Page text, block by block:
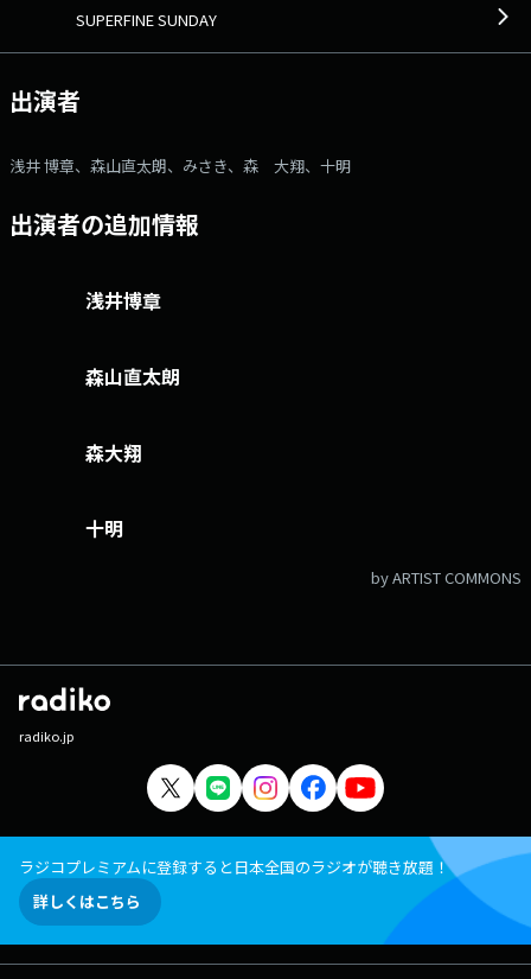
の情報をお届け ☆十明がゲストで登場！ ▼10時台 ☆『日産大
内 ▼11時台 ☆『Brillia Living Talk』 日曜日のブランチタイムに、
アーティストのメッセージと、 ‘快適で充実した生活’を楽しくイメージ
ストで登場！ ●グッズプレゼント プレゼント１ SUPERFINE
SUNDAYオリジナルモバイルバッテリー：スパ充 → 2名の方♪ プレ
ーーーーーーーーー 欲しい！という方はこちら↓
募くださ ⇒番組HPはコチラ ⇒リクエスト・メッセージはコ
チラ ⇒twitterハッシュタグは「#fm802」 ⇒twitterアカウントは
SUPERFINE SUNDAY
出演者
浅井 博章、森山直太朗、みさき、森 大翔、十明
出演者の追加情報
浅井博章
森山直太朗
森大翔
十明
by ARTIST COMMONS
radiko.jp
ラジコプレミアムに登録すると日本全国のラジオが聴き放題！
詳しくはこちら